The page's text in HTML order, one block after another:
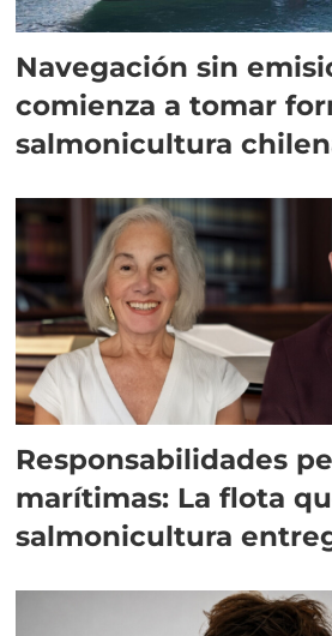
Navegación sin
comienza a tomar
salmonicultura
Responsabilidades
marítimas: La flota
salmonicultura